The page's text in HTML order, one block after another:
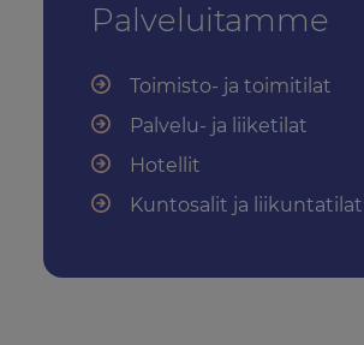
Palveluitamme
Toimisto- ja toimitilat
Palvelu- ja liiketilat
Hotellit
Kuntosalit ja liikuntatilat